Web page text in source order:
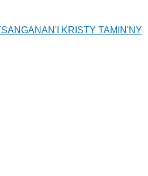
KRISTY TAMIN'NY